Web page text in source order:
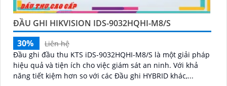
ĐẦU GHI HIKVISION IDS-9032HQHI-M8/S
30%
Liên hệ
Đầu ghi đầu thu KTS iDS-9032HQHI-M8/S là một giải pháp
hiệu quả và tiện ích cho việc giám sát an ninh. Với khả
năng tiết kiệm hơn so với các Đầu ghi HYBRID khác,...